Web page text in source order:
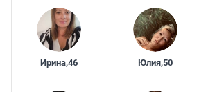
Ирина,46 Юлия,50